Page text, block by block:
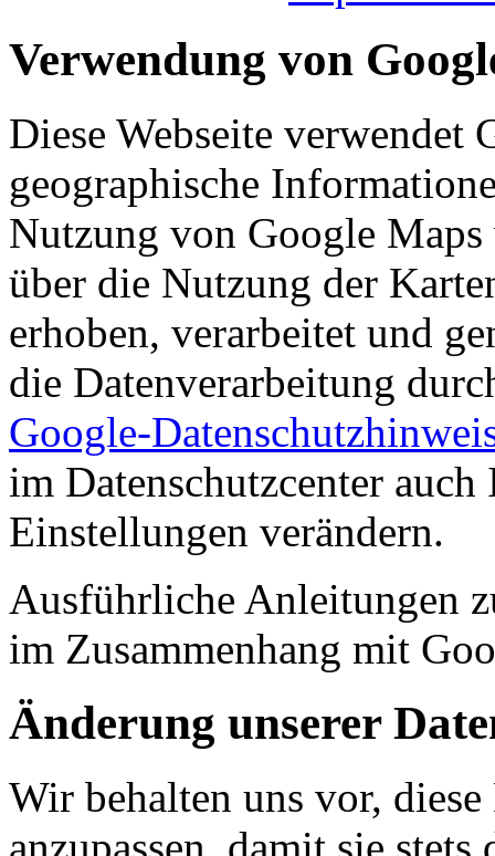
Verwendung von
Diese Webseite verwendet
geographische
Nutzung von Google
über die Nutzung der
erhoben, verarbeitet und
die Datenverarbeitung
Google-
im Datenschutzcenter
Einstellungen verändern.
Ausführliche Anleitungen
im Zusammenhang mit
Änderung unserer
Wir behalten uns vor,